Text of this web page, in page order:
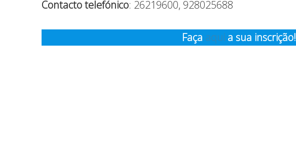
Contacto telefónico: 26219600, 928025688
Faça aquia sua inscrição!